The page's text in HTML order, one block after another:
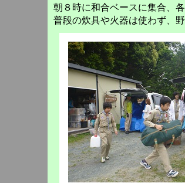
朝８時に和合ベースに集合、
普段の炊具や火器は使わず、